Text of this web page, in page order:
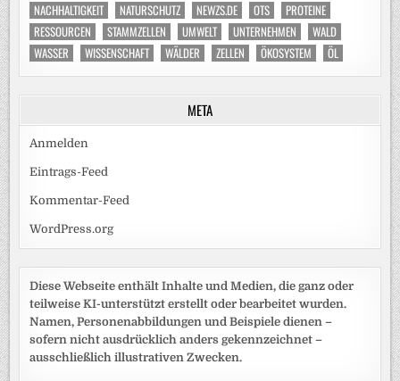
NACHHALTIGKEIT
NATURSCHUTZ NEWZS.DE OTS
PROTEINE
RESSOURCEN
STAMMZELLEN UMWELT UNTERNEHMEN
WALD
WASSER
WISSENSCHAFT WÄLDER ZELLEN ÖKOSYSTEM ÖL
META
Anmelden
Eintrags-Feed
Kommentar-Feed
WordPress.org
Diese Webseite enthält Inhalte und Medien, die ganz oder
teilweise KI-unterstützt erstellt oder bearbeitet wurden.
Namen, Personenabbildungen und Beispiele dienen –
sofern nicht ausdrücklich anders gekennzeichnet –
ausschließlich illustrativen Zwecken.